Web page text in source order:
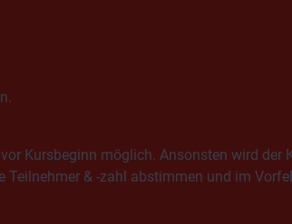
Kursbeginn möglich. Ansonsten wird der
& -zahl abstimmen und im